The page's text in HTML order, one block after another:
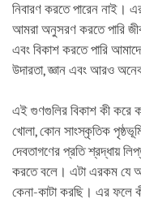
নিবারণ করতে পারেন নাই।
আমরা অনুসরণ করতে পারি
এবং বিকাশ করতে পারি
উদারতা, জ্ঞান এবং আরও
এই গুণগুলির বিকাশ কী করে
খোলা, কোন সাংস্কৃতিক
দেবতাগণের প্রতি শ্রদ্ধায়
করতে বলে। এটা এরকম যে
কেনা-কাটা করছি। এর ফলে